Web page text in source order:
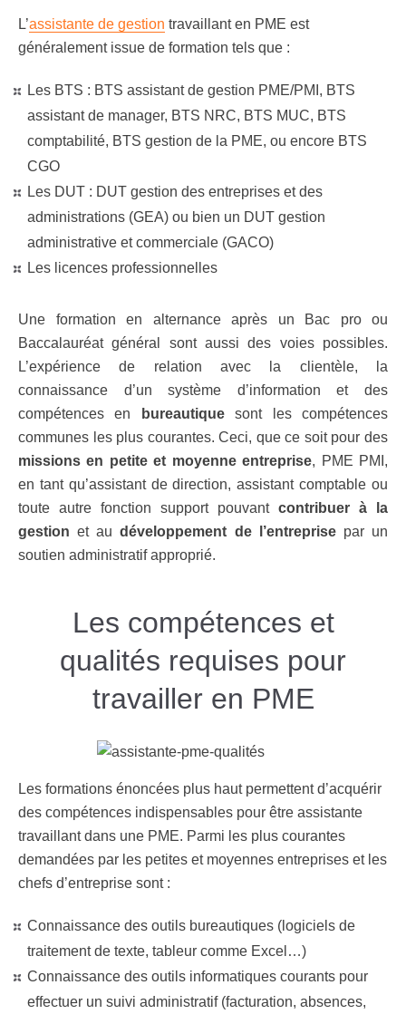
L’assistante de gestion travaillant en PME est
généralement issue de formation tels que :
Les BTS : BTS assistant de gestion PME/PMI, BTS
assistant de manager, BTS NRC, BTS MUC, BTS
comptabilité, BTS gestion de la PME, ou encore BTS
CGO
Les DUT : DUT gestion des entreprises et des
administrations (GEA) ou bien un DUT gestion
administrative et commerciale (GACO)
Les licences professionnelles
Une formation en alternance après un Bac pro ou
Baccalauréat général sont aussi des voies possibles.
L’expérience de relation avec la clientèle, la
connaissance d’un système d’information et des
compétences en
bureautiquesont les compétences
communes les plus courantes. Ceci, que ce soit pour des
missions en petite et moyenne entreprise, PME PMI,
en tant qu’assistant de direction, assistant comptable ou
toute autre fonction support pouvant contribuer à la
gestion et audéveloppement de l’entreprisepar un
soutien administratif approprié.
Les compétences et
qualités requises pour
travailler en PME
Les formations énoncées plus haut permettent d’acquérir
des compétences indispensables pour être assistante
travaillant dans une PME. Parmi les plus courantes
demandées par les petites et moyennes entreprises et les
chefs d’entreprise sont :
Connaissance des outils bureautiques (logiciels de
traitement de texte, tableur comme Excel…)
Connaissance des outils informatiques courants pour
effectuer un suivi administratif (facturation, absences,